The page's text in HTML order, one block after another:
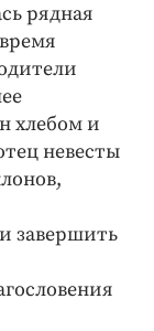
рядная
хлебом и
невесты
завершить